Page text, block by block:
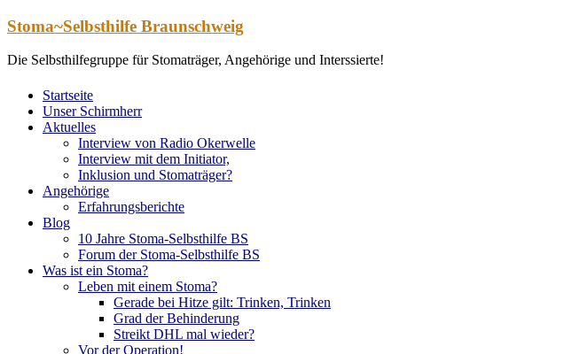
Zum
springen
Stoma~Selbsthilfe Braunschweig
Die Selbsthilfegruppe für Stomaträger, Angehörige und Interssierte!
Startseite
Unser Schirmherr
Aktuelles
Interview von Radio Okerwelle
Interview mit dem Initiator,
Inklusion und Stomaträger?
Angehörige
Erfahrungsberichte
Blog
10 Jahre Stoma-Selbsthilfe BS
Forum der Stoma-Selbsthilfe BS
Was ist ein Stoma?
Leben mit einem Stoma?
Gerade bei Hitze gilt: Trinken, Trinken
Grad der Behinderung
Streikt DHL mal wieder?
Vor der Operation!